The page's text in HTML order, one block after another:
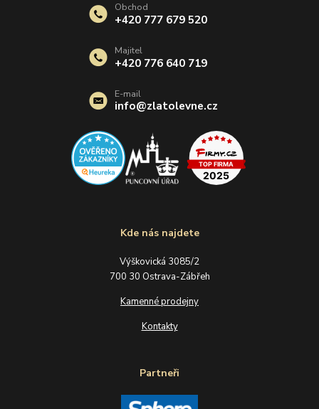
Kde nás najdete
Výškovická 3085/2
700 30 Ostrava-Zábřeh
Kamenné prodejny
Kontakty
Partneři
Obchod
+420 777 679 520
Majitel
+420 776 640 719
E-mail
info@zlatolevne.cz